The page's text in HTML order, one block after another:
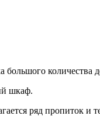
большого количества
шкаф.
ряд пропиток и